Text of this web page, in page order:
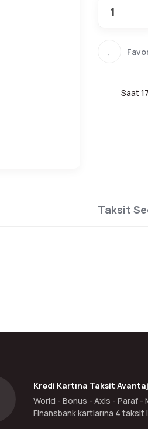
Saat
Taksit
Kredi Kartına Taksit
World - Bonus - Axis - Paraf -
Finansbank kartlarına 4 taksit